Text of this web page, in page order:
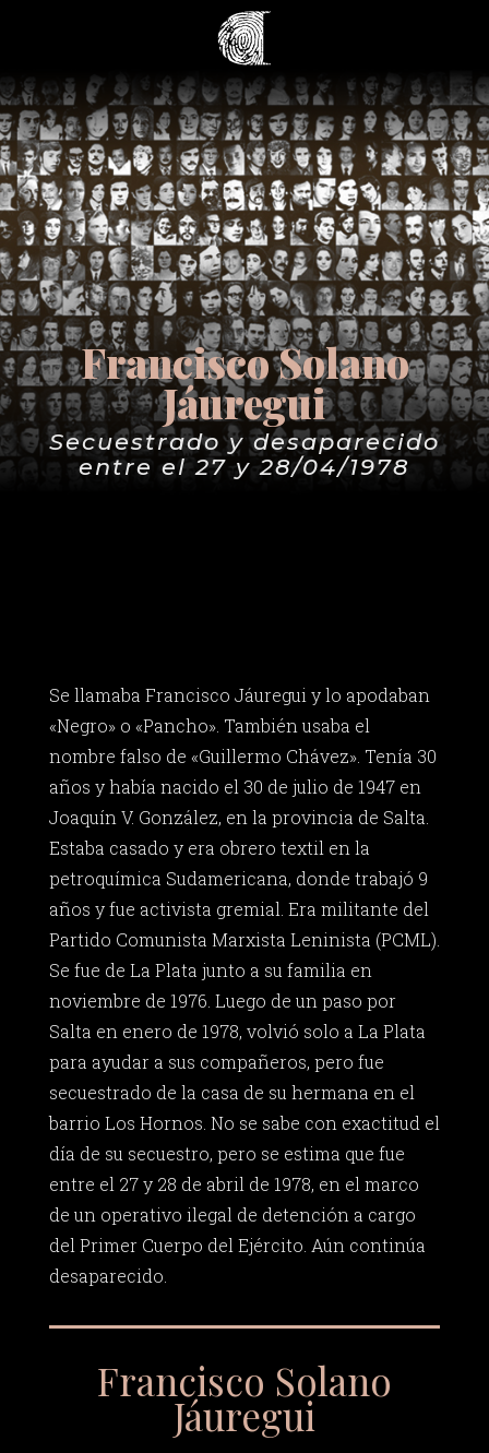
Francisco Solano
Jáuregui
Secuestrado y desaparecido
entre el 27 y 28/04/1978
Se llamaba Francisco Jáuregui y lo apodaban
«Negro» o «Pancho». También usaba el
nombre falso de «Guillermo Chávez». Tenía 30
años y había nacido el 30 de julio de 1947 en
Joaquín V. González, en la provincia de Salta.
Estaba casado y era obrero textil en la
petroquímica Sudamericana, donde trabajó 9
años y fue activista gremial. Era militante del
Partido Comunista Marxista Leninista (PCML).
Se fue de La Plata junto a su familia en
noviembre de 1976. Luego de un paso por
Salta en enero de 1978, volvió solo a La Plata
para ayudar a sus compañeros, pero fue
secuestrado de la casa de su hermana en el
barrio Los Hornos. No se sabe con exactitud el
día de su secuestro, pero se estima que fue
entre el 27 y 28 de abril de 1978, en el marco
de un operativo ilegal de detención a cargo
del Primer Cuerpo del Ejército. Aún continúa
desaparecido.
Francisco Solano
Jáuregui